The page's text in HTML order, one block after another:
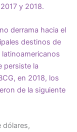
y 2018.
derrama hacia el
destinos de
persiste la
, en 2018, los
de la siguiente
dólares,